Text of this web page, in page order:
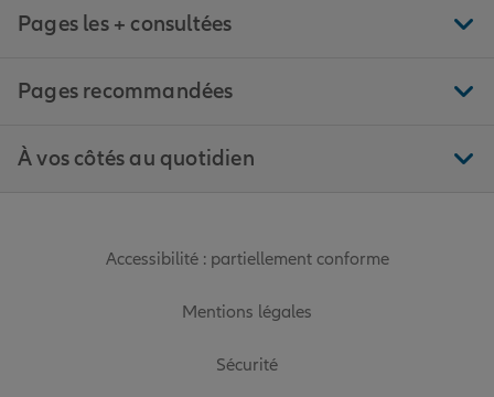
Pages les + consultées
Pages recommandées
À vos côtés au quotidien
Accessibilité : partiellement conforme
Mentions légales
Sécurité